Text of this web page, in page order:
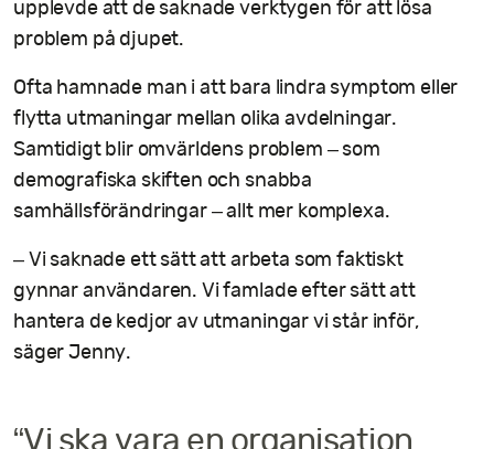
upplevde att de saknade verktygen för att lösa
problem på djupet.
Ofta hamnade man i att bara lindra symptom eller
flytta utmaningar mellan olika avdelningar.
Samtidigt blir omvärldens problem – som
demografiska skiften och snabba
samhällsförändringar – allt mer komplexa.
– Vi saknade ett sätt att arbeta som faktiskt
gynnar användaren. Vi famlade efter sätt att
hantera de kedjor av utmaningar vi står inför,
säger Jenny.
“Vi ska vara en organisation